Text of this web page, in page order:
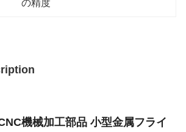
の精度
機械加工部品 小型金属フライ